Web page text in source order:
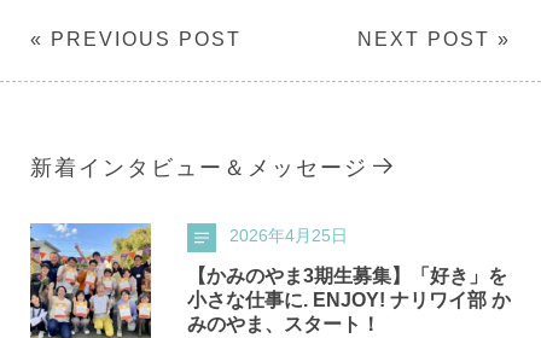
NEXT POST »
« PREVIOUS POST
新着インタビュー＆メッセージ
2026年4月25日
【かみのやま3期生募集】「好き」を
小さな仕事に. ENJOY! ナリワイ部 か
みのやま、スタート！